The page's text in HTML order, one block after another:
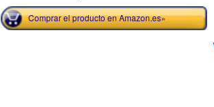
Comprar el producto en Amazon.es»